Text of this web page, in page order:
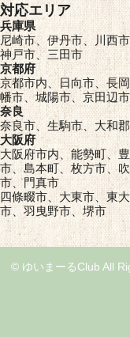
対応エリア
兵庫県
尼崎市、伊丹市、川西
神戸市、三田市
京都府
京都市内、日向市、長
幡市、城陽市、京田辺
奈良
奈良市、生駒市、大和
大阪府
大阪府市内、能勢町、
市、島本町、枚方市、
市、門真市
四條畷市、大東市、東
市、羽曳野市、堺市
© ゆいまーるClub All